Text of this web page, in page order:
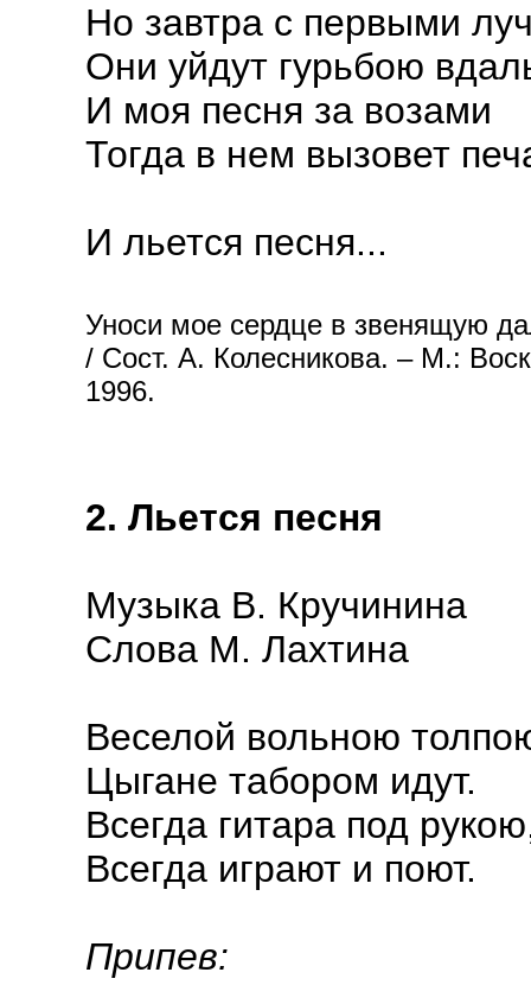
Но завтра с первыми
Они уйдут гурьбою
И моя песня за возами
Тогда в нем вызовет
И льется песня...
Уноси мое сердце в звенящую
/ Сост. А. Колесникова. – М.:
1996.
2. Льется песня
Музыка В. Кручинина
Слова М. Лахтина
Веселой вольною
Цыгане табором идут.
Всегда гитара под
Всегда играют и поют.
Припев: